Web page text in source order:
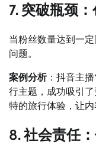
7. 突破瓶颈
当粉丝数量达到一
问题。
案例分析：抖音主
行主题，成功吸引
特的旅行体验，让内
8. 社会责任